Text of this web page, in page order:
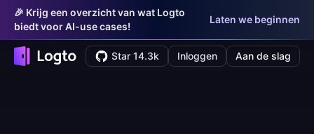
🎉 Krijg een overzicht van wat Logto
biedt voor AI-use cases!
Laten we beginnen
Star 14.3k Inloggen Aan de slag